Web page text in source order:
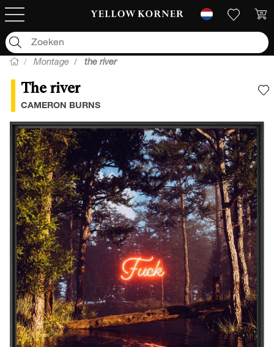
Montage the river
The river
CAMERON BURNS